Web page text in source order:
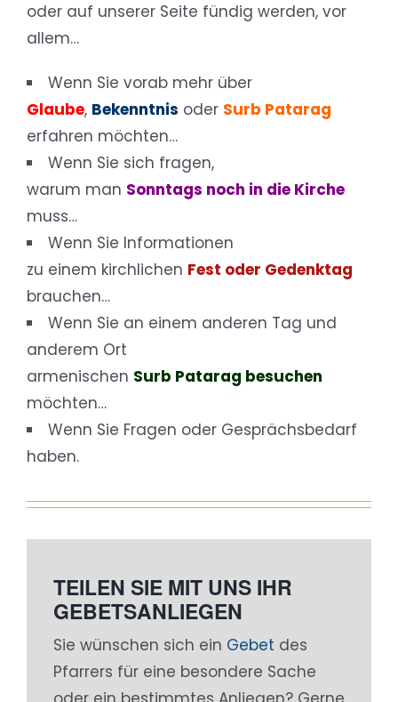
oder auf unserer Seite fündig werden, vor
allem…
Wenn Sie vorab mehr über
Glaube, Bekenntnis oder Surb Patarag
erfahren möchten…
Wenn Sie sich fragen,
warum man Sonntags noch in die Kirche
muss…
Wenn Sie Informationen
zu einem kirchlichen Fest oder Gedenktag
brauchen…
Wenn Sie an einem anderen Tag und
anderem Ort
armenischen Surb Patarag besuchen
möchten…
Wenn Sie Fragen oder Gesprächsbedarf
haben.
TEILEN SIE MIT UNS IHR
GEBETSANLIEGEN
Sie wünschen sich ein Gebet des
Pfarrers für eine besondere Sache